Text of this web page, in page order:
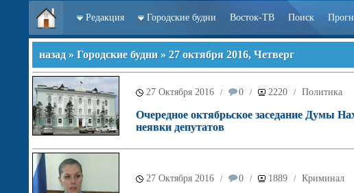
Редакция Городские будни Восток-ТВ Поиск
назад » Городские будни » 27 октября 2016, Четверг
27 Октября 2016 / 0 / 2220 / Политика
Очередное октябрьское заседание Думы
неявки депутатов
27 Октября 2016 / 0 / 1889 / Криминал